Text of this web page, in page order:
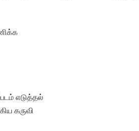
எடுத்தல்
கருவி